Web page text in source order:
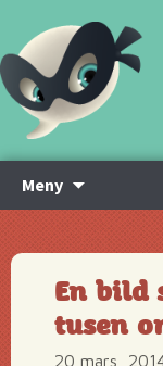
Meny
innehåll
En bild
tusen
20 mars,